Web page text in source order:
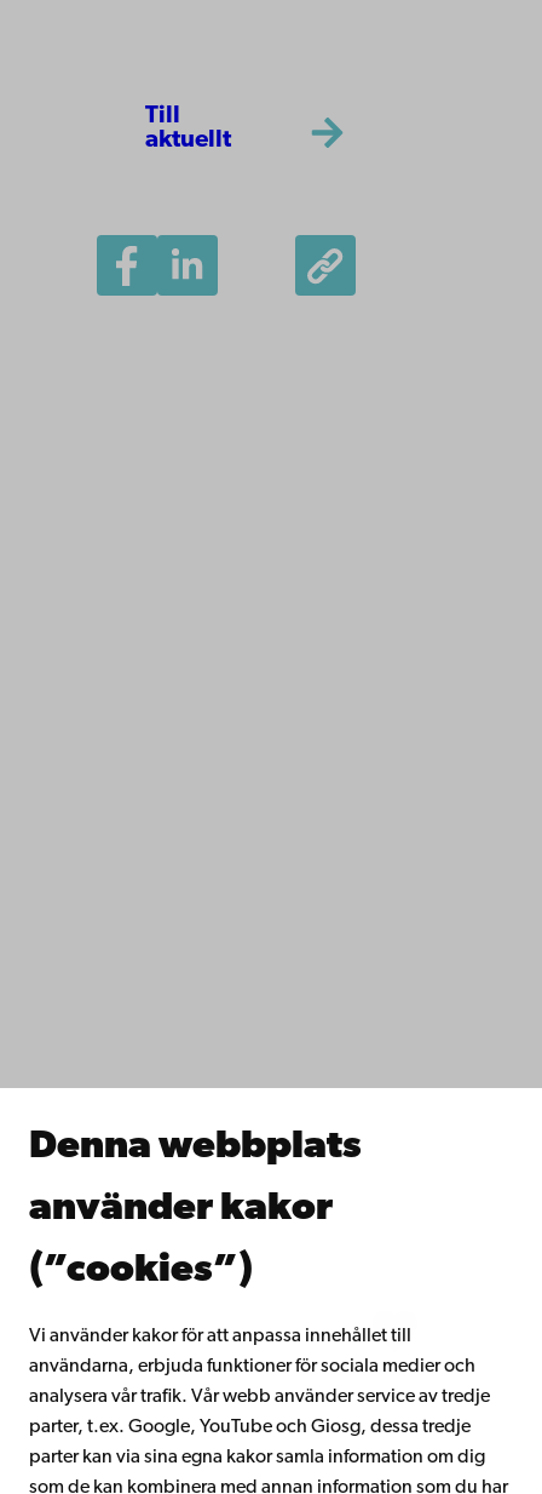
Denna webbplats
använder kakor
(”cookies”)
Vi använder kakor för att anpassa innehållet till
användarna, erbjuda funktioner för sociala medier och
analysera vår trafik. Vår webb använder service av tredje
parter, t.ex. Google, YouTube och Giosg, dessa tredje
parter kan via sina egna kakor samla information om dig
som de kan kombinera med annan information som du har
Till
aktuellt
Samarbeta med oss
Kontinuerligt lärande
Gå med i Åbo Akademis alumnnätverk
Intranätet
Facebook InstagramYouTube LinkedIn Blog Snapchat